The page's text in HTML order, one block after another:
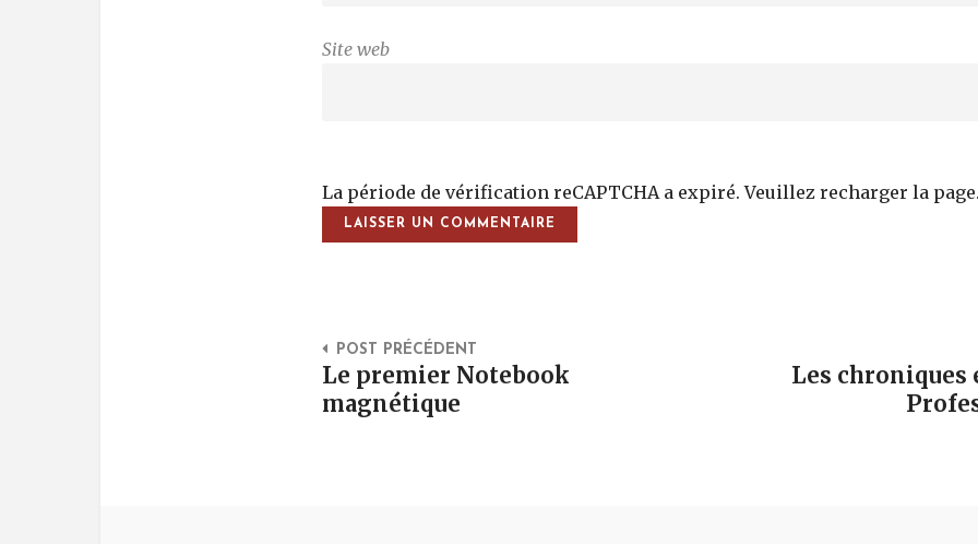
Site web
La période de vérification reCAPTCHA a expiré. Veuillez recharger la
Post Navigation
POST PRÉCÉDENT
Le premier Notebook
magnétique
Les chroniques